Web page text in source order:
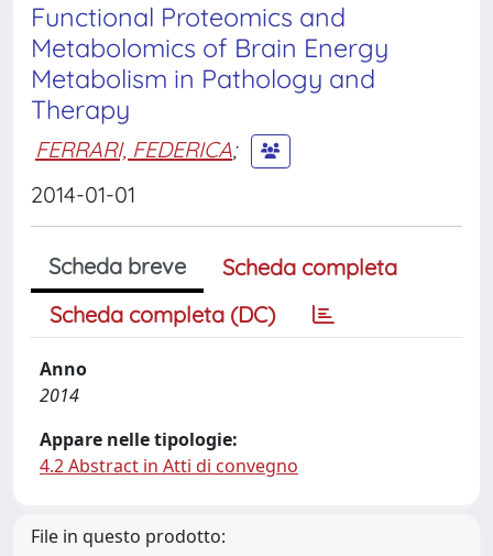
Functional Proteomics and
Metabolomics of Brain Energy
Metabolism in Pathology and
Therapy
FERRARI, FEDERICA;
2014-01-01
Scheda breve
Scheda completa
Scheda completa (DC)
Anno
2014
Appare nelle tipologie:
4.2 Abstract in Atti di convegno
File in questo prodotto: